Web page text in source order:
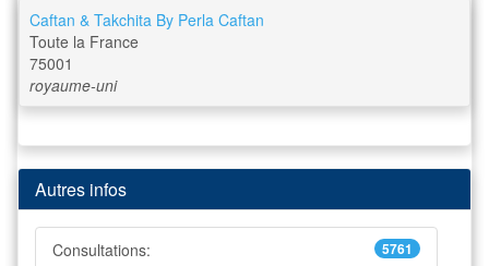
Caftan & Takchita By Perla Caftan
Toute la France
75001
royaume-uni
Autres infos
Consultations: 5761